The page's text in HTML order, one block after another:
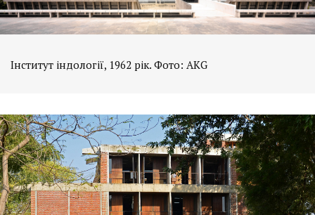
Інститут індології, 1962 рік. Фото: AKG